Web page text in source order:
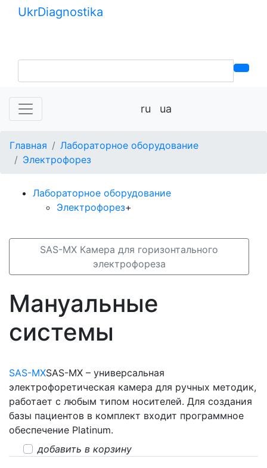
UkrDiagnostika
ru ua
Главная
Лабораторное оборудование
Электрофорез
Лабораторное оборудование
Электрофорез+
SAS-MX Камера для горизонтального
электрофореза
Мануальные
системы
SAS-MXSAS-MX – универсальная
электрофоретическая камера для ручных методик,
работает с любым типом носителей. Для создания
базы пациентов в комплект входит программное
обеспечение Platinum.
добавить в корзину